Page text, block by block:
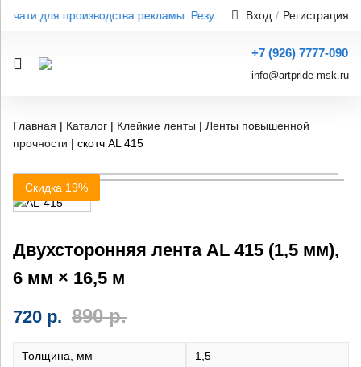
для производства рекламы. Результат от 1 дня — без
Вход / Регистрация
+7 (926) 7777-090
info@artpride-msk.ru
Главная | Каталог | Клейкие ленты | Ленты повышенной
прочности | скотч AL 415
Скидка 19%
Двухсторонняя лента AL 415 (1,5 мм),
6 мм × 16,5 м
720 р. 890р.
Толщина, мм 1,5